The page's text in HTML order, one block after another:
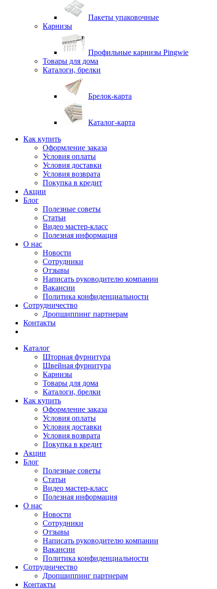
Пакеты упаковочные
Карнизы
Профильные карнизы Pingwie
Товары для дома
Каталоги, брелки
Брелок-карта
Каталог-карта
Как купить
Оформление заказа
Условия оплаты
Условия доставки
Условия возврата
Покупка в кредит
Акции
Блог
Полезные советы
Статьи
Видео мастер-класс
Полезная информация
О нас
Новости
Сотрудники
Отзывы
Написать руководителю компании
Вакансии
Политика конфиденциальности
Сотрудничество
Дропшиппинг партнерам
Контакты
Каталог
Шторная фурнитура
Швейная фурнитура
Карнизы
Товары для дома
Каталоги, брелки
Как купить
Оформление заказа
Условия оплаты
Условия доставки
Условия возврата
Покупка в кредит
Акции
Блог
Полезные советы
Статьи
Видео мастер-класс
Полезная информация
О нас
Новости
Сотрудники
Отзывы
Написать руководителю компании
Вакансии
Политика конфиденциальности
Сотрудничество
Дропшиппинг партнерам
Контакты